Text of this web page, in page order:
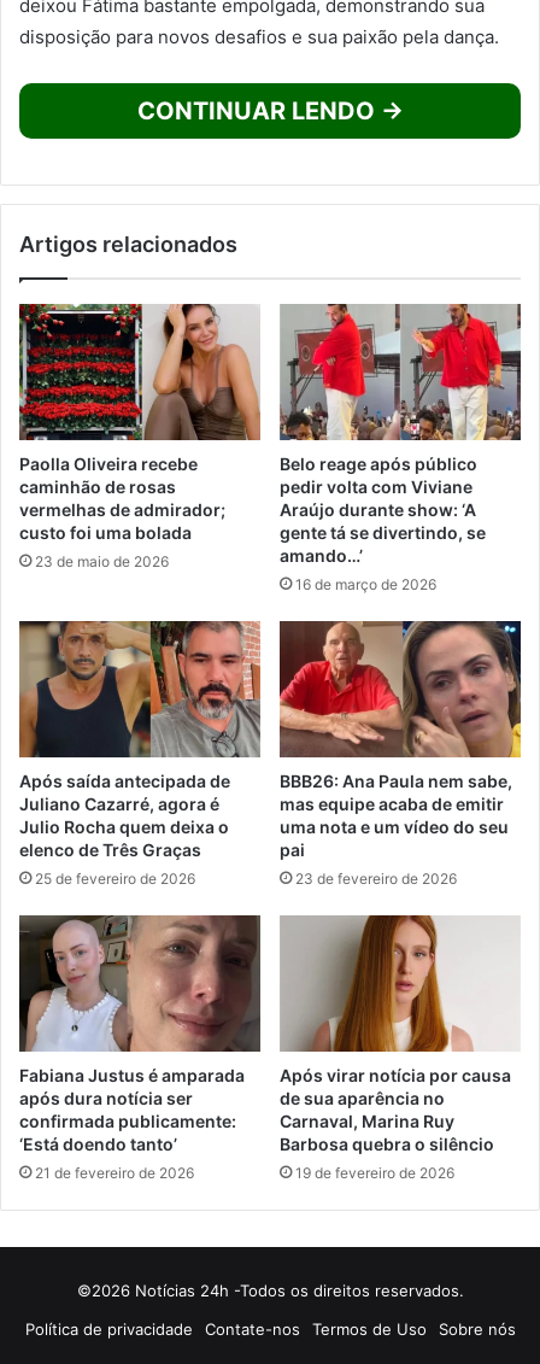
deixou Fátima bastante empolgada, demonstrando sua
disposição para novos desafios e sua paixão pela dança.
CONTINUAR LENDO →
Artigos relacionados
Paolla Oliveira recebe
caminhão de rosas
vermelhas de admirador;
custo foi uma bolada
23 de maio de 2026
Belo reage após público
pedir volta com Viviane
Araújo durante show: ‘A
gente tá se divertindo, se
amando…’
16 de março de 2026
Após saída antecipada de
Juliano Cazarré, agora é
Julio Rocha quem deixa o
elenco de Três Graças
25 de fevereiro de 2026
BBB26: Ana Paula nem sabe,
mas equipe acaba de emitir
uma nota e um vídeo do seu
pai
23 de fevereiro de 2026
Fabiana Justus é amparada
após dura notícia ser
confirmada publicamente:
‘Está doendo tanto’
21 de fevereiro de 2026
Após virar notícia por causa
de sua aparência no
Carnaval, Marina Ruy
Barbosa quebra o silêncio
19 de fevereiro de 2026
©2026 Notícias 24h -Todos os direitos reservados.
Política de privacidade
Contate-nos Termos de Uso Sobre nós